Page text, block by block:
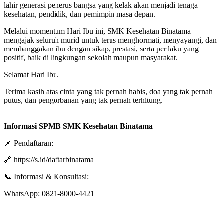
lahir generasi penerus bangsa yang kelak akan menjadi tenaga
kesehatan, pendidik, dan pemimpin masa depan.
Melalui momentum Hari Ibu ini, SMK Kesehatan Binatama
mengajak seluruh murid untuk terus menghormati, menyayangi, dan
membanggakan ibu dengan sikap, prestasi, serta perilaku yang
positif, baik di lingkungan sekolah maupun masyarakat.
Selamat Hari Ibu.
Terima kasih atas cinta yang tak pernah habis, doa yang tak pernah
putus, dan pengorbanan yang tak pernah terhitung.
Informasi SPMB SMK Kesehatan Binatama
📌 Pendaftaran:
🔗 https://s.id/daftarbinatama
📞 Informasi & Konsultasi:
WhatsApp: 0821-8000-4421